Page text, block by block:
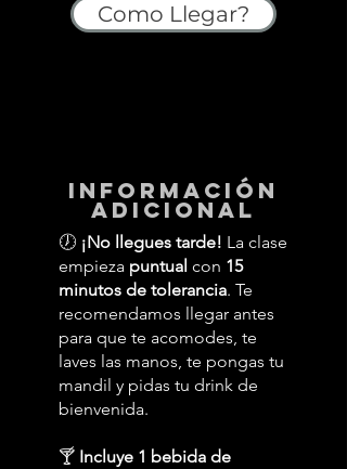
Como Llegar?
información
adicional
🕖 ¡No llegues tarde! La clase
empieza puntual con 15
minutos de tolerancia. Te
recomendamos llegar antes
para que te acomodes, te
laves las manos, te pongas tu
mandil y pidas tu drink de
bienvenida.
🍸 Incluye 1 bebida de